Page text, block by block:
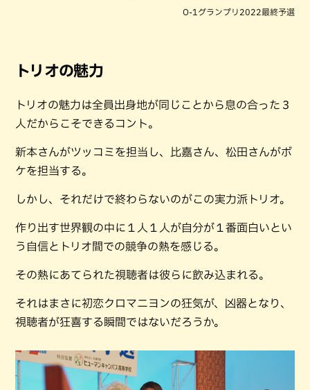
O-1グランプリ2022最終予選
トリオの魅力
トリオの魅力は全員出身地が同じことから息の合った３
人だからこそできるコント。
新本さんがツッコミを担当し、比嘉さん、松田さんがボ
ケを担当する。
しかし、それだけで終わらないのがこの実力派トリオ。
作り出す世界観の中に１人１人が自分が１番面白いとい
う自信とトリオ間での競争の熱を感じる。
その熱にあてられた視聴者は彼らに飲み込まれる。
それはまさに初恋クロマニヨンの狂気が、凶器となり、
視聴者が狂喜する瞬間ではないだろうか。